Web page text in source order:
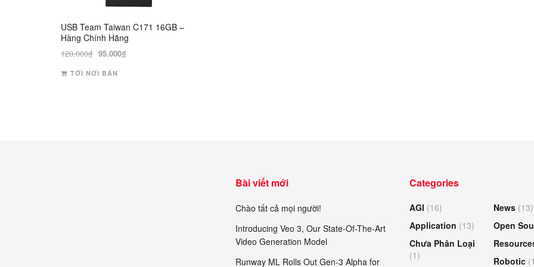
USB Team Taiwan C171 16GB –
Hàng Chính Hãng
120.000₫ Giá
là:
95.000₫
TỚI NƠI BÁN
Bài viết mới
Chào tất cả mọi người!
Introducing Veo 3, Our State-Of-The-Art
Video Generation Model
Runway ML Rolls Out Gen-3 Alpha for
Categories
AGI (16)
Application (13)
Chưa Phân Loại
(1)
News (13)
Open
Robotic